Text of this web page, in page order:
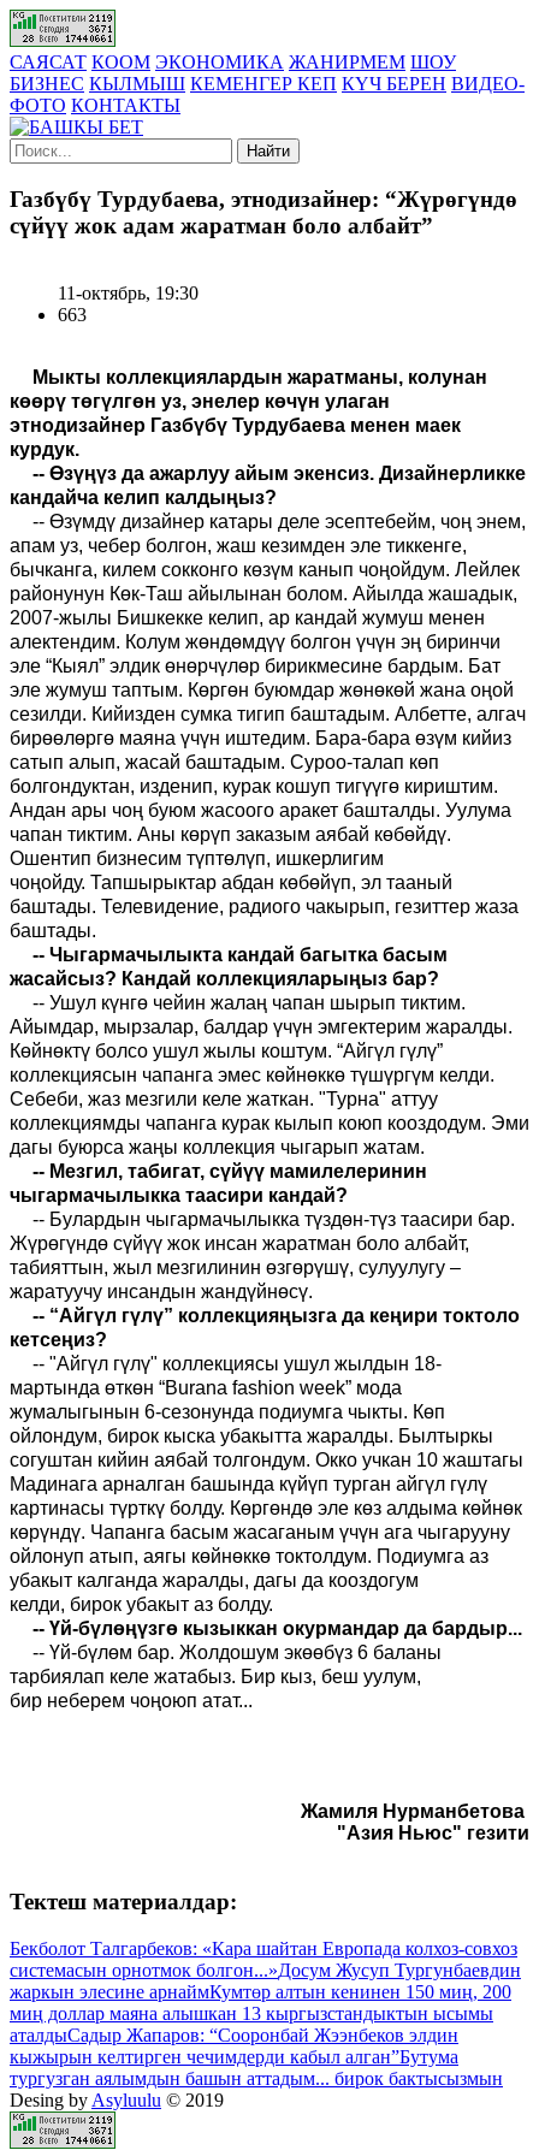
САЯСАТ КООМ ЭКОНОМИКА ЖАНИРМЕМ ШОУ
БИЗНЕС КЫЛМЫШ КЕМЕНГЕР КЕП КҮЧ БЕРЕН ВИДЕО-
ФОТО КОНТАКТЫ
Найти
Газбүбү Турдубаева, этнодизайнер: “Жүрөгүндө
сүйүү жок адам жаратман боло албайт”
11-октябрь, 19:30
663
Мыкты коллекциялардын жаратманы, колунан
көөрү төгүлгөн уз, энелер көчүн улаган
этнодизайнер Газбүбү Турдубаева менен маек
курдук.
-- Өзүңүз да ажарлуу айым экенсиз. Дизайнерликке
кандайча келип калдыңыз?
-- Өзүмдү дизайнер катары деле эсептебейм, чоң энем,
апам уз, чебер болгон, жаш кезимден эле тиккенге,
бычканга, килем сокконго көзүм канып чоңойдум. Лейлек
районунун Көк-Таш айылынан болом. Айылда жашадык,
2007-жылы Бишкекке келип, ар кандай жумуш менен
алектендим. Колум жөндөмдүү болгон үчүн эң биринчи
эле “Кыял” элдик өнөрчүлөр бирикмесине бардым. Бат
эле жумуш таптым. Көргөн буюмдар жөнөкөй жана оңой
сезилди. Кийизден сумка тигип баштадым. Албетте, алгач
бирөөлөргө маяна үчүн иштедим. Бара-бара өзүм кийиз
сатып алып, жасай баштадым. Суроо-талап көп
болгондуктан, изденип, курак кошуп тигүүгө кириштим.
Андан ары чоң буюм жасоого аракет башталды. Уулума
чапан тиктим. Аны көрүп заказым аябай көбөйдү.
Ошентип бизнесим түптөлүп, ишкерлигим
чоңойду. Тапшырыктар абдан көбөйүп, эл тааный
баштады. Телевидение, радиого чакырып, гезиттер жаза
баштады.
-- Чыгармачылыкта кандай багытка басым
жасайсыз? Кандай коллекцияларыңыз бар?
-- Ушул күнгө чейин жалаң чапан шырып тиктим.
Айымдар, мырзалар, балдар үчүн эмгектерим жаралды.
Көйнөктү болсо ушул жылы коштум. “Айгүл гүлү”
коллекциясын чапанга эмес көйнөккө түшүргүм келди.
Себеби, жаз мезгили келе жаткан. "Турна" аттуу
коллекциямды чапанга курак кылып коюп кооздодум. Эми
дагы буюрса жаңы коллекция чыгарып жатам.
-- Мезгил, табигат, сүйүү мамилелеринин
чыгармачылыкка таасири кандай?
-- Булардын чыгармачылыкка түздөн-түз таасири бар.
Жүрөгүндө сүйүү жок инсан жаратман боло албайт,
табияттын, жыл мезгилинин өзгөрүшү, сулуулугу –
жаратуучу инсандын жандүйнөсү.
-- “Айгүл гүлү” коллекцияңызга да кеңири токтоло
кетсеңиз?
-- "Айгүл гүлү" коллекциясы ушул жылдын 18-
мартында өткөн “Burana fashion week” мода
жумалыгынын 6-сезонунда подиумга чыкты. Көп
ойлондум, бирок кыска убакытта жаралды. Былтыркы
согуштан кийин аябай толгондум. Окко учкан 10 жаштагы
Мадинага арналган башында күйүп турган айгүл гүлү
картинасы түрткү болду. Көргөндө эле көз алдыма көйнөк
көрүндү. Чапанга басым жасаганым үчүн ага чыгарууну
ойлонуп атып, аягы көйнөккө токтолдум. Подиумга аз
убакыт калганда жаралды, дагы да кооздогум
келди, бирок убакыт аз болду.
-- Үй-бүлөңүзгө кызыккан окурмандар да бардыр...
-- Үй-бүлөм бар. Жолдошум экөөбүз 6 баланы
тарбиялап келе жатабыз. Бир кыз, беш уулум,
бир неберем чоңоюп атат...
Жамиля Нурманбетова
"Азия Ньюс" гезити
Тектеш материалдар:
Бекболот Талгарбеков: «Кара шайтан Европада колхоз-совхоз
системасын орнотмок болгон...»Досум Жусуп Тургунбаевдин
жаркын элесине арнаймКумтөр алтын кенинен 150 миң, 200
миң доллар маяна алышкан 13 кыргызстандыктын ысымы
аталдыСадыр Жапаров: “Сооронбай Жээнбеков элдин
кыжырын келтирген чечимдерди кабыл алган”Бутума
тургузган аялымдын башын аттадым... бирок бактысызмын
Desing by Asyluulu © 2019